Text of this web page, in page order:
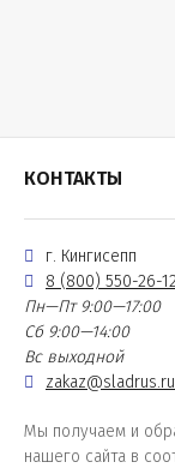
КОНТАКТЫ
г. Кингисепп
8 (800) 550-26-12
Пн—Пт 9:00—17:00
Сб 9:00—14:00
Вс выходной
zakaz@sladrus.ru
Мы получаем и
нашего сайта в